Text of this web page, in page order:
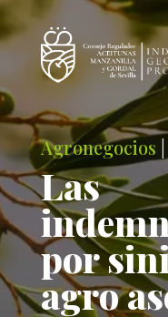
Agronegocios
Las
por
agro